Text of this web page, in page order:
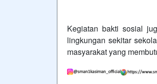
Kegiatan bakti sosial
lingkungan sekitar
masyarakat yang